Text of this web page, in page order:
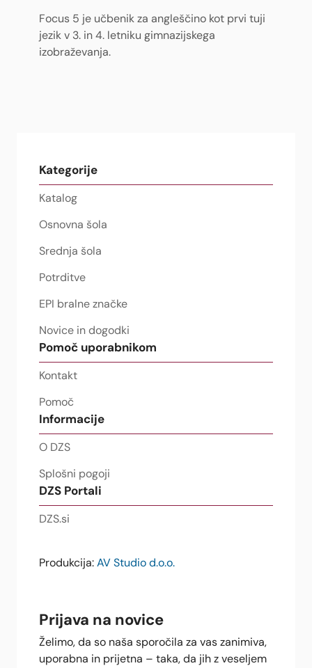
Focus 5 je učbenik za angleščino kot prvi tuji
jezik v 3. in 4. letniku gimnazijskega
izobraževanja.
Kategorije
Katalog
Osnovna šola
Srednja šola
Potrditve
EPI bralne značke
Novice in dogodki
Pomoč uporabnikom
Kontakt
Pomoč
Informacije
O DZS
Splošni pogoji
DZS Portali
DZS.si
Produkcija: AV Studio d.o.o.
Prijava na novice
Želimo, da so naša sporočila za vas zanimiva,
uporabna in prijetna – taka, da jih z veseljem